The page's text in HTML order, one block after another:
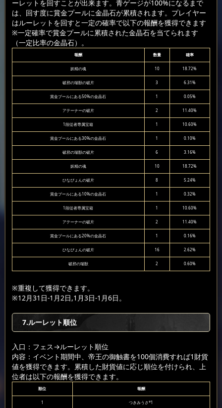
ーレットを回すことが出来ます。青ゲージが100%になるまで
は、回す度に賞金プールに金晶石が累積されます。プレイヤー
はルーレットを回すと一定の確率で以下の報酬を獲得できます
※一定確率で賞金プールに累積された金晶石を当てられます
（一定比率の金晶石）。
報酬 数量 確率
妖精の魂 10 18.72%
破邪の瑞獣の破片 3 6.31%
賞金プールにある50%の金晶石 1 0.05%
アテーナーの破片 2 11.40%
1段従者専属宝箱 1 10.60%
賞金プールにある30%の金晶石 1 0.10%
破邪の瑞獣の破片 6 3.16%
妖精の魂 10 18.72%
ひなぴょんの破片 8 5.24%
賞金プールにある10%の金晶石 1 0.32%
1段従者専属宝箱 1 10.60%
アテーナーの破片 2 11.40%
賞金プールにある20%の金晶石 1 0.16%
ひなぴょんの破片 16 2.62%
破邪の瑞獣 2 0.60%
※重複して獲得できます。
※12月31日-1月2日,1月3日-1月6日。
7.ルーレット順位
入口：フェス→ルーレット順位
内容：イベント期間中、帝王の御触書を100個消費すれば1財貨
値を獲得できます。累積した財貨値に応じ順位を付けられ、上
位者は以下の報酬を獲得できます。
順位 報酬
1 つきみうさ*1